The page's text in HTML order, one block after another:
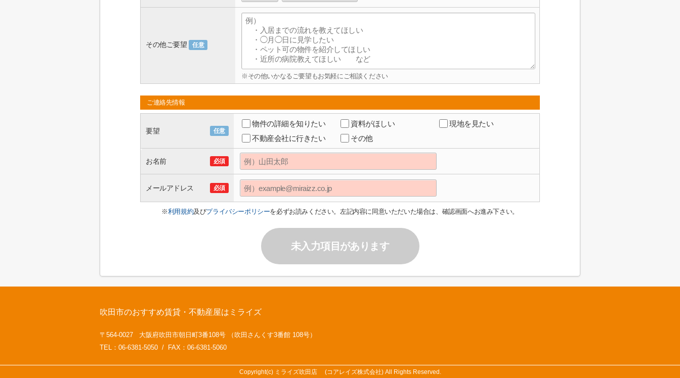
その他ご要望 任意
※その他いかなるご要望もお気軽にご相談ください
ご連絡先情報
要望 任意
物件の詳細を知りたい 資料がほしい
現地を見たい
不動産会社に行きたい
その他
お名前 必須
メールアドレス 必須
※利用規約及びプライバシーポリシーを必ずお読みください。左記内容に同意いただいた場合は、確認画面へお進み下さい。
未入力項目があります
吹田市のおすすめ賃貸・不動産屋はミライズ
〒564-0027 大阪府吹田市朝日町3番108号 （吹田さんくす3番館 108号）
TEL：06-6381-5050 / FAX：06-6381-5060
Copyright(c) ミライズ吹田店 (コアレイズ株式会社) All Rights Reserved.